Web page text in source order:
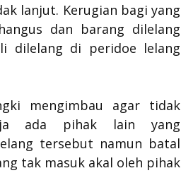
lanjut. Kerugian bagi yang
dan barang dilelang
dilelang di peridoe lelang
mengimbau agar tidak
ada pihak lain yang
tersebut namun batal
tak masuk akal oleh pihak